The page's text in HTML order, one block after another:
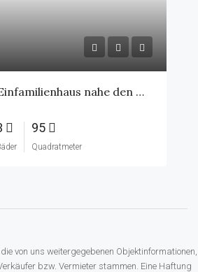
Renoviertes Einfamilienhaus nahe den Ostfriesischen Inseln – Wintergarten, Carport & großer
95
Quadratmeter
von uns weitergegebenen Objektinformationen,
bzw. Vermieter stammen. Eine Haftung